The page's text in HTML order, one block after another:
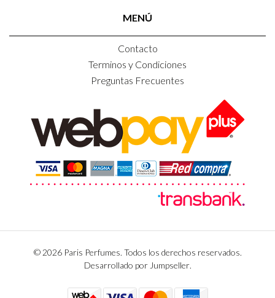
MENÚ
Contacto
Terminos y Condiciones
Preguntas Frecuentes
© 2026 Paris Perfumes. Todos los derechos reservados.
Desarrollado por Jumpseller.